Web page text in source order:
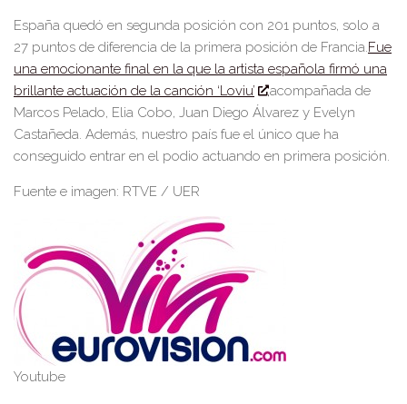
España quedó en segunda posición con 201 puntos, solo a
27 puntos de diferencia de la primera posición de Francia.Fue
una emocionante final en la que la artista española firmó una
brillante actuación de la canción ‘Loviu’ ,acompañada de
Marcos Pelado, Elia Cobo, Juan Diego Álvarez y Evelyn
Castañeda. Además, nuestro país fue el único que ha
conseguido entrar en el podio actuando en primera posición.
Fuente e imagen: RTVE / UER
Youtube